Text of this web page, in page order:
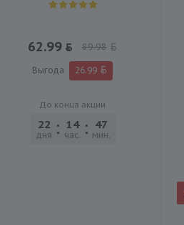
62.99 89.98
Выгода 26.99
До конца акции
22
дня
14
час.
47
мин.